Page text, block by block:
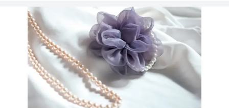
備考
素材